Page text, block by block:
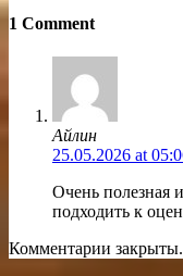
1 Comment
Айлин
25.05.2026 at
Очень полезная
подходить к
Комментарии закрыты.